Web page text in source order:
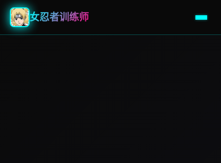
女忍者训练师